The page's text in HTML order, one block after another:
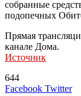
собранные
подопечных
Прямая
канале Дома.
Источник
644
Facebook Twitter